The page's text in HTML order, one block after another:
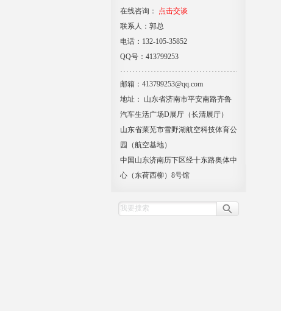
在线咨询：
点击交谈
联系人：郭总
电话：132-105-35852
QQ号：413799253
邮箱：413799253@qq.com
地址： 山东省济南市平安南路齐鲁
汽车生活广场D展厅（长清展厅）
山东省莱芜市雪野湖航空科技体育公
园（航空基地）
中国山东济南历下区经十东路奥体中
心（东荷西柳）8号馆